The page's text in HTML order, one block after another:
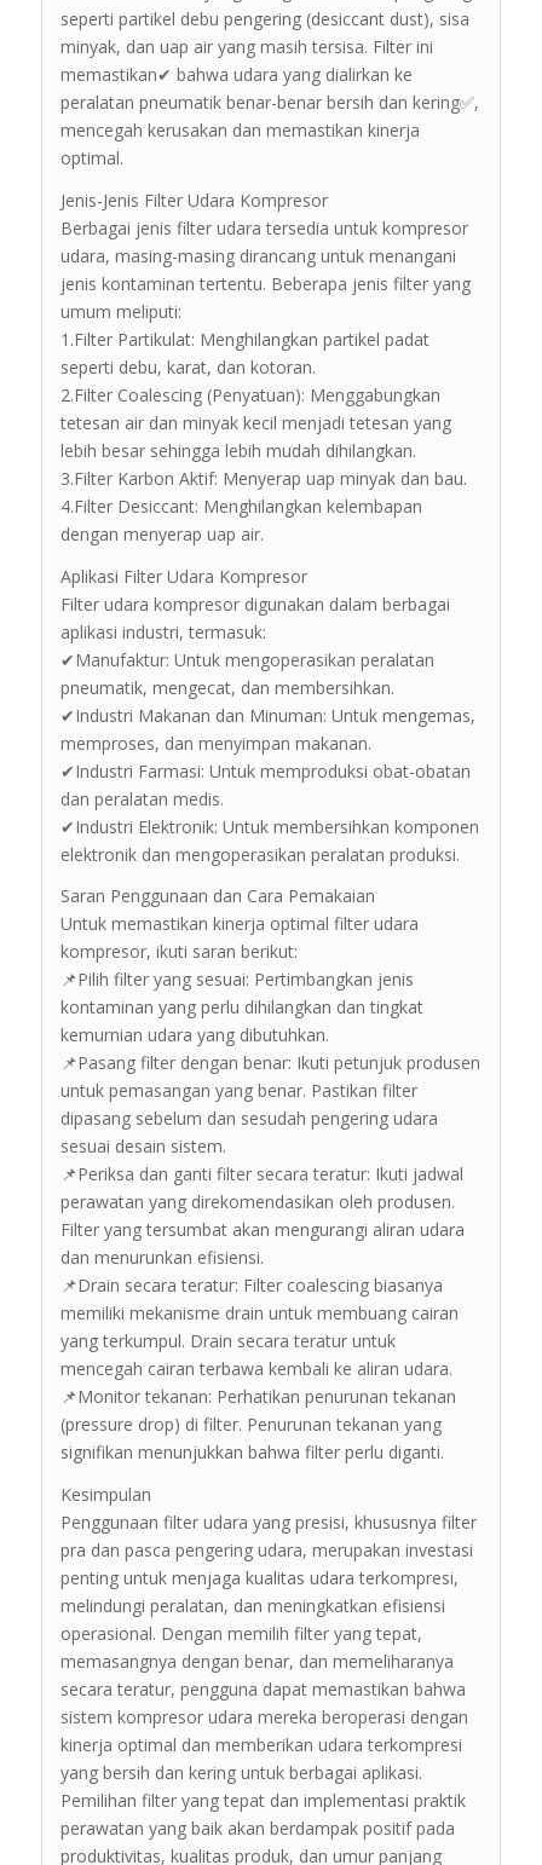
seperti partikel debu pengering (desiccant dust), sisa
minyak, dan uap air yang masih tersisa. Filter ini
memastikan✔ bahwa udara yang dialirkan ke
peralatan pneumatik benar-benar bersih dan kering✅,
mencegah kerusakan dan memastikan kinerja
optimal.
Jenis-Jenis Filter Udara Kompresor
Berbagai jenis filter udara tersedia untuk kompresor
udara, masing-masing dirancang untuk menangani
jenis kontaminan tertentu. Beberapa jenis filter yang
umum meliputi:
1.Filter Partikulat: Menghilangkan partikel padat
seperti debu, karat, dan kotoran.
2.Filter Coalescing (Penyatuan): Menggabungkan
tetesan air dan minyak kecil menjadi tetesan yang
lebih besar sehingga lebih mudah dihilangkan.
3.Filter Karbon Aktif: Menyerap uap minyak dan bau.
4.Filter Desiccant: Menghilangkan kelembapan
dengan menyerap uap air.
Aplikasi Filter Udara Kompresor
Filter udara kompresor digunakan dalam berbagai
aplikasi industri, termasuk:
✔Manufaktur: Untuk mengoperasikan peralatan
pneumatik, mengecat, dan membersihkan.
✔Industri Makanan dan Minuman: Untuk mengemas,
memproses, dan menyimpan makanan.
✔Industri Farmasi: Untuk memproduksi obat-obatan
dan peralatan medis.
✔Industri Elektronik: Untuk membersihkan komponen
elektronik dan mengoperasikan peralatan produksi.
Saran Penggunaan dan Cara Pemakaian
Untuk memastikan kinerja optimal filter udara
kompresor, ikuti saran berikut:
📌Pilih filter yang sesuai: Pertimbangkan jenis
kontaminan yang perlu dihilangkan dan tingkat
kemurnian udara yang dibutuhkan.
📌Pasang filter dengan benar: Ikuti petunjuk produsen
untuk pemasangan yang benar. Pastikan filter
dipasang sebelum dan sesudah pengering udara
sesuai desain sistem.
📌Periksa dan ganti filter secara teratur: Ikuti jadwal
perawatan yang direkomendasikan oleh produsen.
Filter yang tersumbat akan mengurangi aliran udara
dan menurunkan efisiensi.
📌Drain secara teratur: Filter coalescing biasanya
memiliki mekanisme drain untuk membuang cairan
yang terkumpul. Drain secara teratur untuk
mencegah cairan terbawa kembali ke aliran udara.
📌Monitor tekanan: Perhatikan penurunan tekanan
(pressure drop) di filter. Penurunan tekanan yang
signifikan menunjukkan bahwa filter perlu diganti.
Kesimpulan
Penggunaan filter udara yang presisi, khususnya filter
pra dan pasca pengering udara, merupakan investasi
penting untuk menjaga kualitas udara terkompresi,
melindungi peralatan, dan meningkatkan efisiensi
operasional. Dengan memilih filter yang tepat,
memasangnya dengan benar, dan memeliharanya
secara teratur, pengguna dapat memastikan bahwa
sistem kompresor udara mereka beroperasi dengan
kinerja optimal dan memberikan udara terkompresi
yang bersih dan kering untuk berbagai aplikasi.
Pemilihan filter yang tepat dan implementasi praktik
perawatan yang baik akan berdampak positif pada
produktivitas, kualitas produk, dan umur panjang